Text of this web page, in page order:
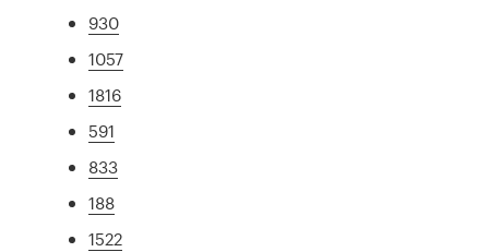
930
1057
1816
591
833
188
1522